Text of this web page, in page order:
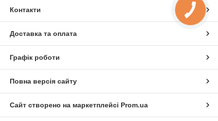
Контакти
Доставка та оплата
Графік роботи
Повна версія сайту
Сайт створено на маркетплейсі Prom.ua